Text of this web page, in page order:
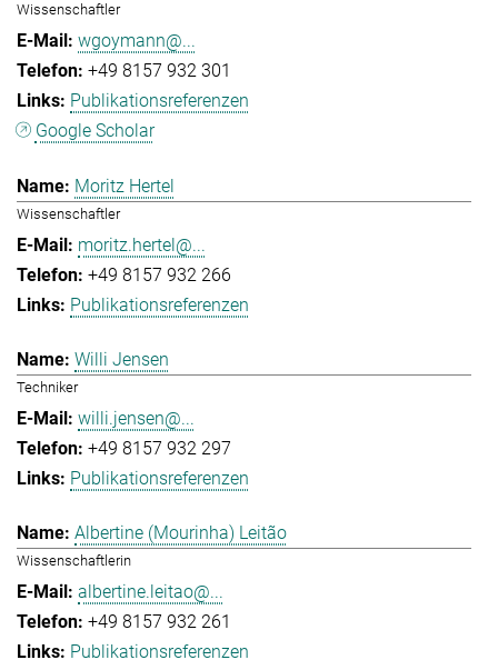
Wissenschaftler
wgoymann@...
+49 8157 932 301
Publikationsreferenzen
Google Scholar
Moritz Hertel
Wissenschaftler
moritz.hertel@...
+49 8157 932 266
Publikationsreferenzen
Willi Jensen
Techniker
willi.jensen@...
+49 8157 932 297
Publikationsreferenzen
Albertine (Mourinha) Leitão
Wissenschaftlerin
albertine.leitao@...
+49 8157 932 261
Publikationsreferenzen